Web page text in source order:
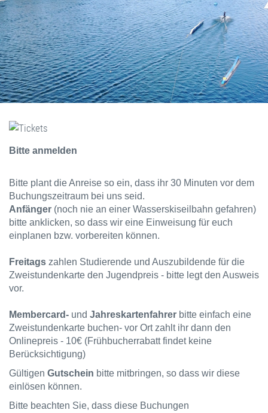
Bitte anmelden
Bitte plant die Anreise so ein, dass ihr 30 Minuten vor dem
Buchungszeitraum bei uns seid.
Anfänger (noch nie an einer Wasserskiseilbahn gefahren)
bitte anklicken, so dass wir eine Einweisung für euch
einplanen bzw. vorbereiten können.
Freitags zahlen Studierende und Auszubildende für die
Zweistundenkarte den Jugendpreis - bitte legt den Ausweis
vor.
Membercard- und Jahreskartenfahrer bitte einfach eine
Zweistundenkarte buchen- vor Ort zahlt ihr dann den
Onlinepreis - 10€ (Frühbucherrabatt findet keine
Berücksichtigung)
Gültigen Gutschein bitte mitbringen, so dass wir diese
einlösen können.
Bitte beachten Sie, dass diese Buchungen